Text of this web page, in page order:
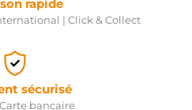
rapide
| Click & Collect
sécurisé
bancaire